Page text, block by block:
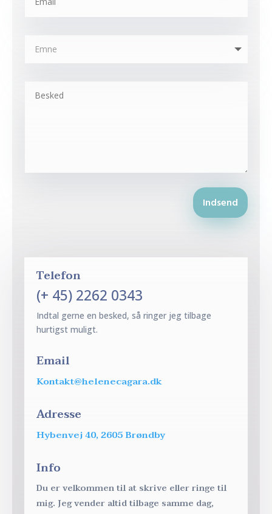
Indsend
Telefon
(+ 45) 2262 0343
Indtal gerne en besked, så ringer jeg tilbage
hurtigst muligt.
Email
Kontakt@helenecagara.dk
Adresse
Hybenvej 40, 2605 Brøndby
Info
Du er velkommen til at skrive eller ringe til
mig. Jeg vender altid tilbage samme dag,